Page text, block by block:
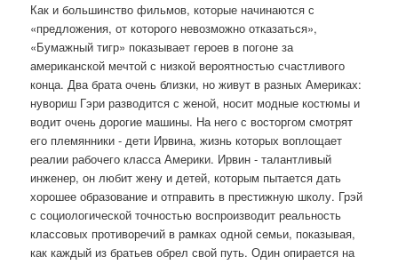
Как и большинство фильмов, которые начинаются с
«предложения, от которого невозможно отказаться»,
«Бумажный тигр» показывает героев в погоне за
американской мечтой с низкой вероятностью счастливого
конца. Два брата очень близки, но живут в разных Америках:
нувориш Гэри разводится с женой, носит модные костюмы и
водит очень дорогие машины. На него с восторгом смотрят
его племянники - дети Ирвина, жизнь которых воплощает
реалии рабочего класса Америки. Ирвин - талантливый
инженер, он любит жену и детей, которым пытается дать
хорошее образование и отправить в престижную школу. Грэй
с социологической точностью воспроизводит реальность
классовых противоречий в рамках одной семьи, показывая,
как каждый из братьев обрел свой путь. Один опирается на